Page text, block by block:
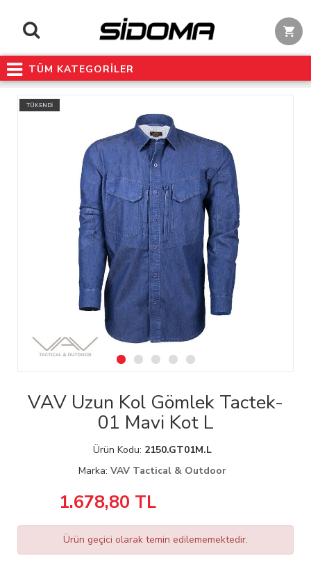
TÜM KATEGORİLER
TÜKENDİ
VAV Uzun Kol Gömlek Tactek-
01 Mavi Kot L
Ürün Kodu: 2150.GT01M.L
Marka: VAV Tactical & Outdoor
1.678,80 TL
Ürün geçici olarak temin edilememektedir.